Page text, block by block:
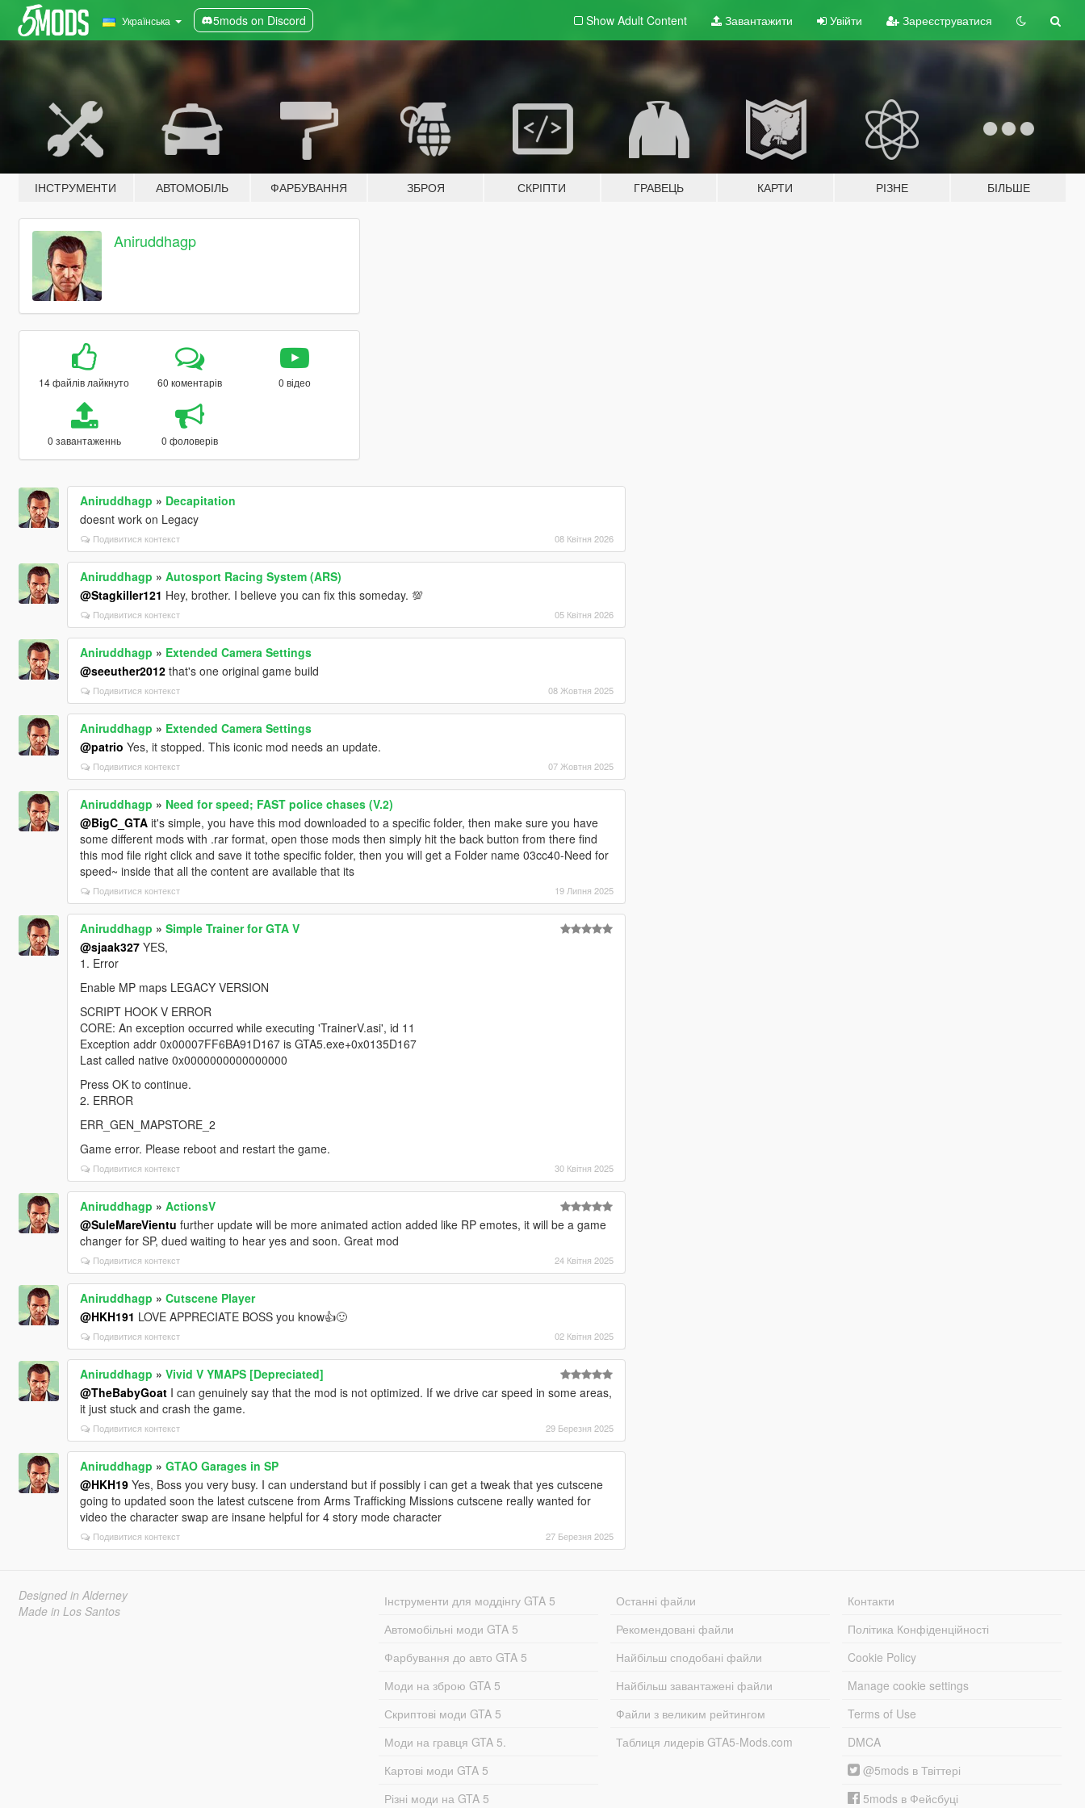
Українська 5mods on Discord Show Adult Content Завантажити Увійти Зареєструватися
ІНСТРУМЕНТИ АВТОМОБІЛЬ ФАРБУВАННЯ ЗБРОЯ СКРІПТИ ГРАВЕЦЬ КАРТИ РІЗНЕ БІЛЬШЕ
Aniruddhagp
14 файлів лайкнуто 60 коментарів 0 відео
0 завантаженнь 0 фоловерів
Aniruddhagp » Decapitation
doesnt work on Legacy
Подивитися контекст 08 Квітня 2026
Aniruddhagp » Autosport Racing System (ARS)
@Stagkiller121 Hey, brother. I believe you can fix this someday. 💯
Подивитися контекст 05 Квітня 2026
Aniruddhagp » Extended Camera Settings
@seeuther2012that's one original game build
Подивитися контекст 08 Жовтня 2025
Aniruddhagp » Extended Camera Settings
@patrio Yes, it stopped. This iconic mod needs an update.
Подивитися контекст 07 Жовтня 2025
Aniruddhagp » Need for speed; FAST police chases (V.2)
@BigC_GTAit's simple, you have this mod downloaded to a specific folder, then make sure you have
some different mods with .rar format, open those mods then simply hit the back button from there find
this mod file right click and save it tothe specific folder, then you will get a Folder name 03cc40-Need for
speed~ inside that all the content are available that its
Подивитися контекст 19 Липня 2025
Aniruddhagp » Simple Trainer for GTA V
@sjaak327YES,
1. Error
Enable MP maps LEGACY VERSION
SCRIPT HOOK V ERROR
CORE: An exception occurred while executing 'TrainerV.asi', id 11
Exception addr 0x00007FF6BA91D167 is GTA5.exe+0x0135D167
Last called native 0x0000000000000000
Press OK to continue.
2. ERROR
ERR_GEN_MAPSTORE_2
Game error. Please reboot and restart the game.
Подивитися контекст 30 Квітня 2025
Aniruddhagp » ActionsV
@SuleMareVientu further update will be more animated action added like RP emotes, it will be a game
changer for SP, dued waiting to hear yes and soon. Great mod
Подивитися контекст 24 Квітня 2025
Aniruddhagp » Cutscene Player
@HKH191 LOVE APPRECIATE BOSS you know👍🙂
Подивитися контекст 02 Квітня 2025
Aniruddhagp » Vivid V YMAPS [Depreciated]
@TheBabyGoatI can genuinely say that the mod is not optimized. If we drive car speed in some areas,
it just stuck and crash the game.
Подивитися контекст 29 Березня 2025
Aniruddhagp » GTAO Garages in SP
@HKH19Yes, Boss you very busy. I can understand but if possibly i can get a tweak that yes cutscene
going to updated soon the latest cutscene from Arms Trafficking Missions cutscene really wanted for
video the character swap are insane helpful for 4 story mode character
Подивитися контекст 27 Березня 2025
Designed in Alderney
Made in Los Santos
Інструменти для моддінгу GTA 5
Автомобільні моди GTA 5
Фарбування до авто GTA 5
Моди на зброю GTA 5
Скриптові моди GTA 5
Моди на гравця GTA 5.
Картові моди GTA 5
Різні моди на GTA 5
Останні файли
Рекомендовані файли
Найбільш сподобані файли
Найбільш завантажені файли
Файли з великим рейтингом
Таблиця лидерів GTA5-Mods.com
Контакти
Політика Конфіденційності
Cookie Policy
Manage cookie settings
Terms of Use
DMCA
@5mods в Твіттері
5mods в Фейсбуці